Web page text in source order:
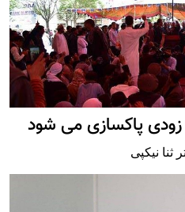
پاکسازی می شود
ثنا نیکپی